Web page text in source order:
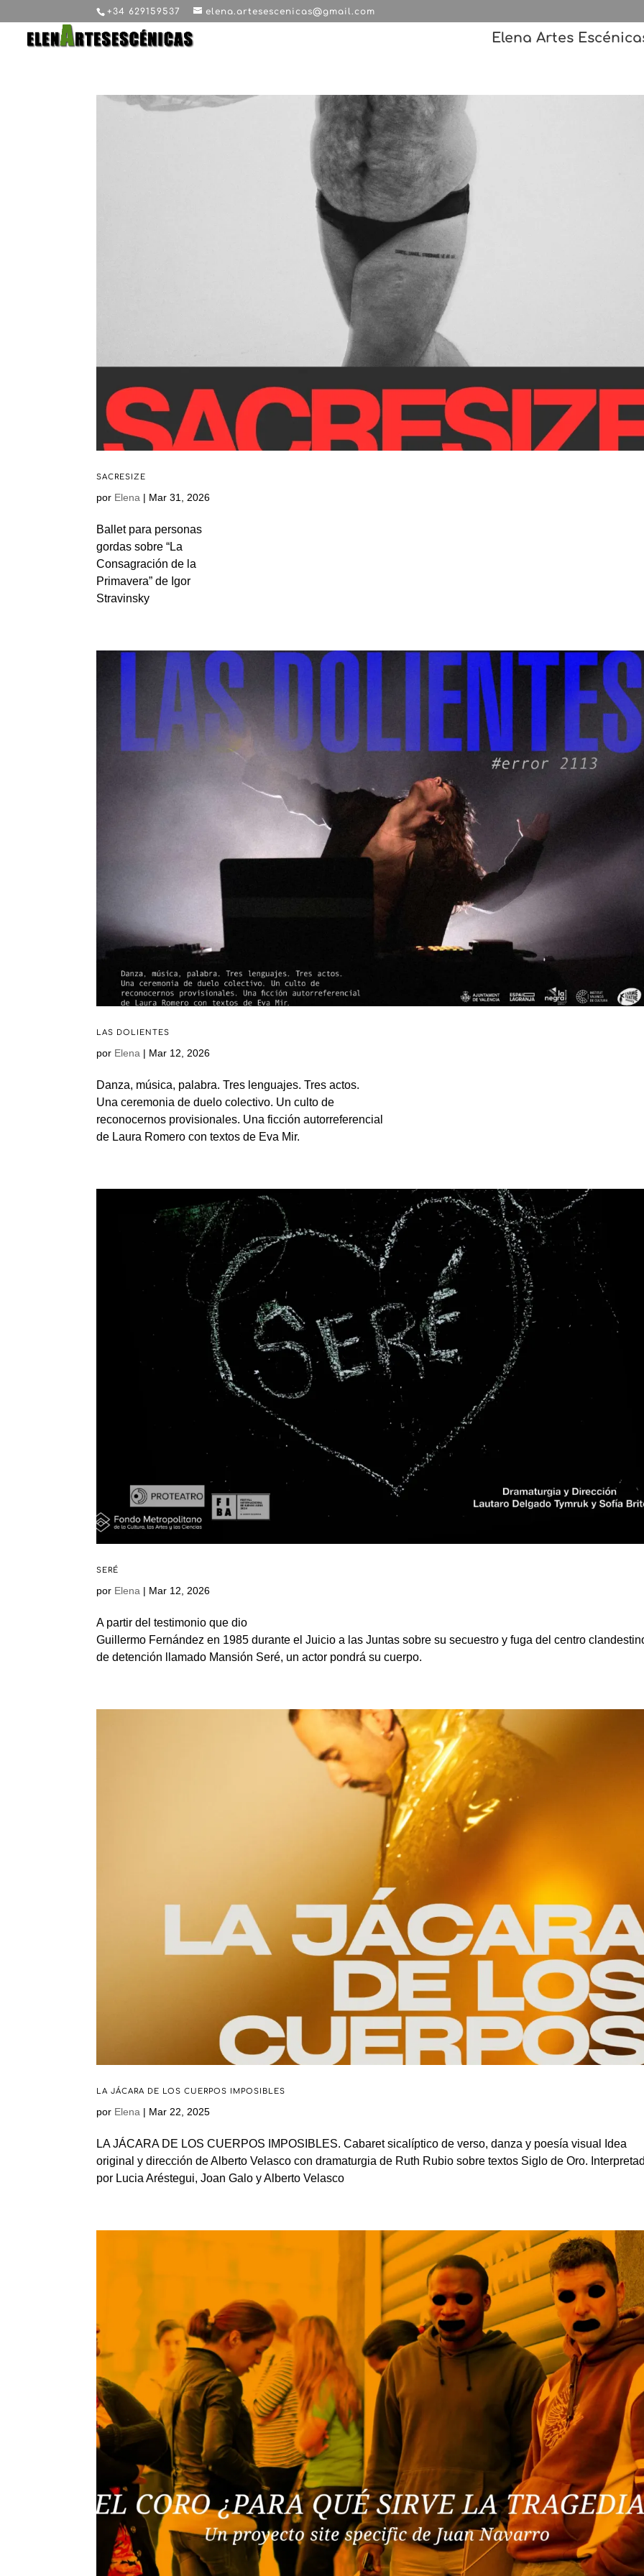
+34 629159537 elena.artesescenicas@gmail.com
Elena Artes
SACRESIZE
por Elena | Mar 31, 2026
Ballet para personas
gordas sobre “La
Consagración de la
Primavera” de Igor
Stravinsky
LAS DOLIENTES
por Elena | Mar 12, 2026
Danza, música, palabra. Tres lenguajes. Tres actos.
Una ceremonia de duelo colectivo. Un culto de
reconocernos provisionales. Una ficción autorreferencial
de Laura Romero con textos de Eva Mir.
SERÉ
por Elena | Mar 12, 2026
A partir del testimonio que dio
Guillermo Fernández en 1985 durante el Juicio a las Juntas sobre su secuestro y fuga del centro
de detención llamado Mansión Seré, un actor pondrá su cuerpo.
LA JÁCARA DE LOS CUERPOS IMPOSIBLES
por Elena | Mar 22, 2025
LA JÁCARA DE LOS CUERPOS IMPOSIBLES. Cabaret sicalíptico de verso, danza y poesía visual Idea
original y dirección de Alberto Velasco con dramaturgia de Ruth Rubio sobre textos Siglo de Oro.
por Lucia Aréstegui, Joan Galo y Alberto Velasco